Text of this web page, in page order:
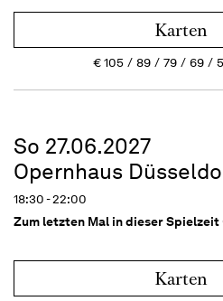
Karten
€105 89 79 69
So 27.06.2027
Opernhaus
18:30 - 22:00
Zum letzten Mal in dieser Spielzeit
Karten